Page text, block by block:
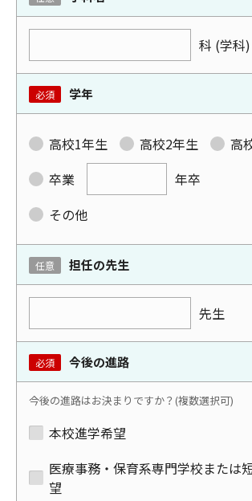
科 (学科)
必須 学年
高校1年生 高校2年生
高
卒業
年卒
その他
任意 担任の先生
先生
必須 今後の進路
今後の進路はお決まりですか？(複数選択可)
本校進学希望
医療事務・保育系専門学校または
望